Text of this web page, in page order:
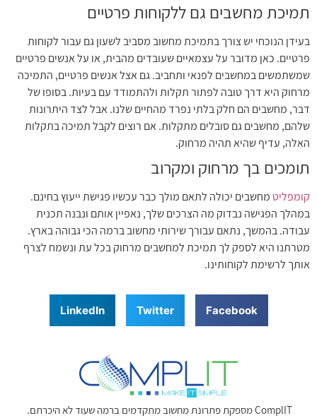
תמיכת מחשבים גם ללקוחות פרטיים
בעידן הנוכחי יש צורך בתמיכת מחשוב מסביב לשעון גם עבור לקוחות
פרטיים. כאן מדובר על עצמאיים שעובדים מהבית, או על אנשים פרטיים
שמשתמשים במחשבים לפנאי ותחביב. גם אצל אנשים פרטיים, התמיכה
מרחוק היא דרך טובה לפתור תקלות ולהתמודד עם בעיות. בסופו של
דבר, מחשבים הם חלק בלתי נפרד מהחיים שלנו. אבל לצד היתרונות
שלהם, מחשבים גם סובלים מתקלות. אם רוצים לקבל תמיכה בתקלות
האלה, עדיף שהיא תהיה מרחוק.
תומכים בך מרחוק ומקרוב
קומפליטמחשבים יכולה לתאם מולך כבר עכשיו פגישת ייעוץ בחינם.
במהלך הפגישה נבדוק מה הצרכים שלך, נאפיין אותם ונבנה תכנית
עבודה. בהמשך, נתאם עבורך שירותי מחשוב ברמה הכי גבוהה בארץ.
מטרתנו היא לספק לך תמיכת למחשבים מרחוק בכל עת ונשמח לצרף
אותך לרשימת לקוחותינו.
Facebook
Twitter
LinkedIn
ComplIT מספקת פתרונת מחשוב מתקדמים ברמה שעוד לא היכרתם.